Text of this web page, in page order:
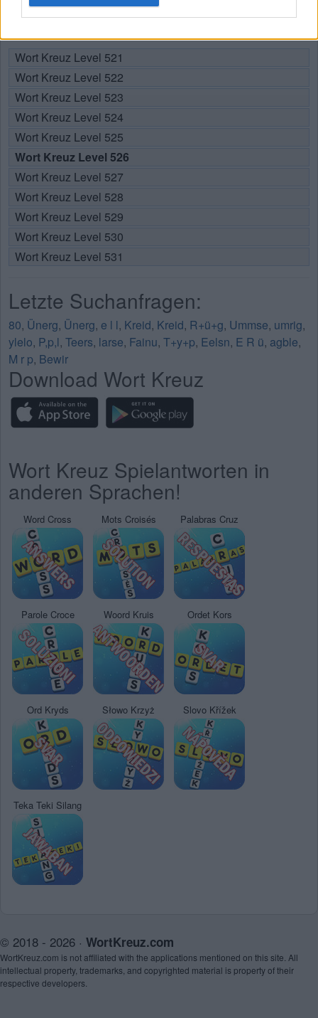
Wort Kreuz Level 521
Wort Kreuz Level 522
Wort Kreuz Level 523
Wort Kreuz Level 524
Wort Kreuz Level 525
Wort Kreuz Level 526
Wort Kreuz Level 527
Wort Kreuz Level 528
Wort Kreuz Level 529
Wort Kreuz Level 530
Wort Kreuz Level 531
Letzte Suchanfragen:
80, Ünerg, Ünerg, e l l, Kreid, Kreid, R+ü+g, Ummse, umrig,
ylelo, P,p,l, Teers, larse, Fainu, T+y+p, Eelsn, E R ü, agble,
M r p, Bewir
Download Wort Kreuz
Wort Kreuz Spielantworten in
anderen Sprachen!
Word Cross Mots Croisés Palabras Cruz
Parole Croce Woord Kruis Ordet Kors
Ord Kryds Słowo Krzyż Slovo Křížek
Teka Teki Silang
© 2018 - 2026 · WortKreuz.com
WortKreuz.com is not affiliated with the applications mentioned on this site. All
intellectual property, trademarks, and copyrighted material is property of their
respective developers.